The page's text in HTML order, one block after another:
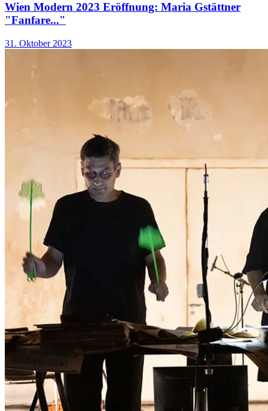
Wien Modern 2023 Eröffnung: Maria Gstättner
"Fanfare..."
31. Oktober 2023